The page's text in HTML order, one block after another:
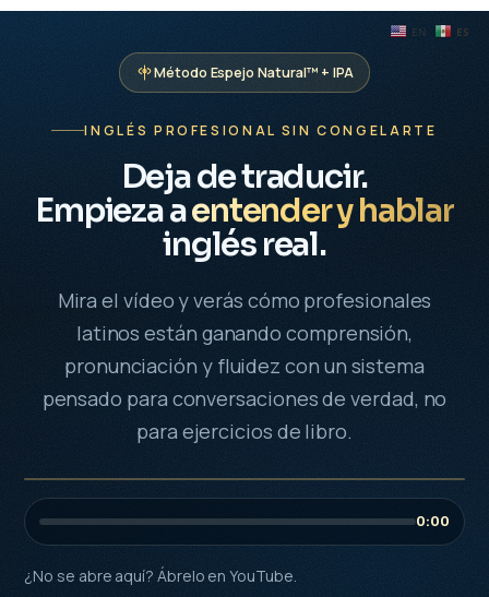
Método Espejo Natural™ + IPA
INGLÉS PROFESIONAL SIN CONGELARTE
Deja de traducir.
Empieza aentender y hablar
inglés real.
Mira el vídeo y verás cómo profesionales
latinos están ganando comprensión,
pronunciación y fluidez con un sistema
pensado para conversaciones de verdad, no
para ejercicios de libro.
El sistema,
explicado en un
0:00
¿No se abre aquí? Ábrelo en YouTube
EN ES